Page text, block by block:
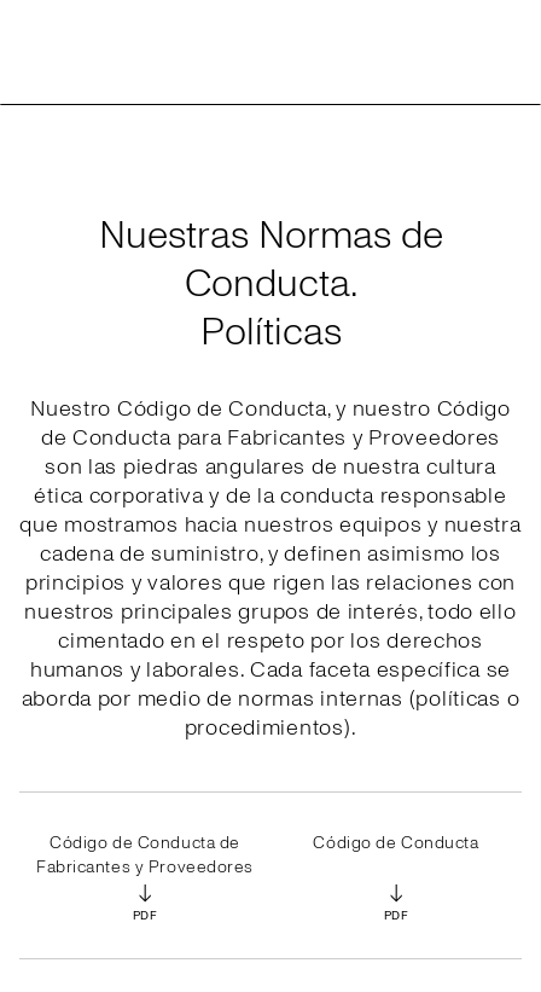
Nuestras Normas de
Conducta.
Políticas
Nuestro Código de Conducta, y nuestro Código
de Conducta para Fabricantes y Proveedores
son las piedras angulares de nuestra cultura
ética corporativa y de la conducta responsable
que mostramos hacia nuestros equipos y nuestra
cadena de suministro, y definen asimismo los
principios y valores que rigen las relaciones con
nuestros principales grupos de interés, todo ello
cimentado en el respeto por los derechos
humanos y laborales. Cada faceta específica se
aborda por medio de normas internas (políticas o
procedimientos).
Código de Conducta de
Fabricantes y Proveedores
↓
PDF
Código de Conducta
↓
PDF